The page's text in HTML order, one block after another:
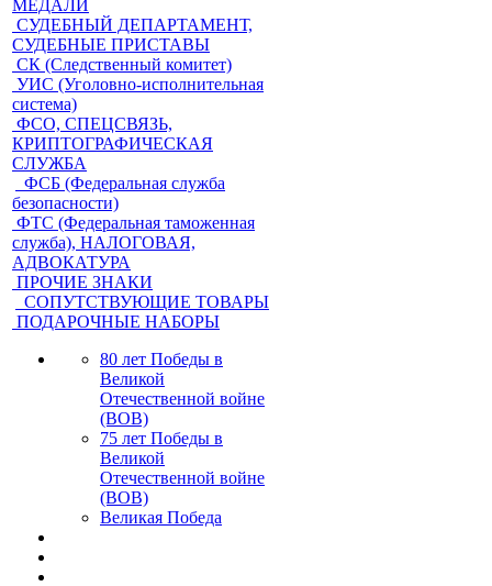
МЕДАЛИ
СУДЕБНЫЙ ДЕПАРТАМЕНТ,
СУДЕБНЫЕ ПРИСТАВЫ
СК (Следственный комитет)
УИС (Уголовно-исполнительная
система)
ФСО, СПЕЦСВЯЗЬ,
КРИПТОГРАФИЧЕСКАЯ
СЛУЖБА
ФСБ (Федеральная служба
безопасности)
ФТС (Федеральная таможенная
служба), НАЛОГОВАЯ,
АДВОКАТУРА
ПРОЧИЕ ЗНАКИ
СОПУТСТВУЮЩИЕ ТОВАРЫ
ПОДАРОЧНЫЕ НАБОРЫ
80 лет Победы в
Великой
Отечественной войне
(ВОВ)
75 лет Победы в
Великой
Отечественной войне
(ВОВ)
Великая Победа